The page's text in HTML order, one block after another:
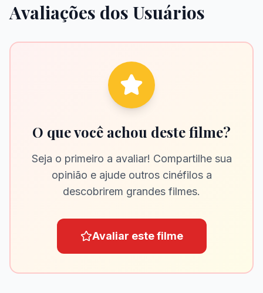
Avaliações dos Usuários
O que você achou deste filme?
Seja o primeiro a avaliar! Compartilhe sua
opinião e ajude outros cinéfilos a
descobrirem grandes filmes.
Avaliar este filme